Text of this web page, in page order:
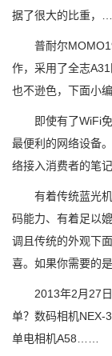
据了很大的比重，…
普耐尔MOMO19
作，采用了全志
也不逊色，下面小
即使有了WiFi免
最便利的网络设备
络接入消费者的笔
有着传统蓝光机
码能力、有着足以
调且传统的外观下
喜。如果你需要的
2013年2月27日
单？数码相机NEX-
单电相机A58……